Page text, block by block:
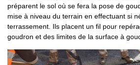
préparent le sol où se fera la pose de
mise à niveau du terrain en effectuant si
terrassement. Ils placent un fil pour
goudron et des limites de la surface à